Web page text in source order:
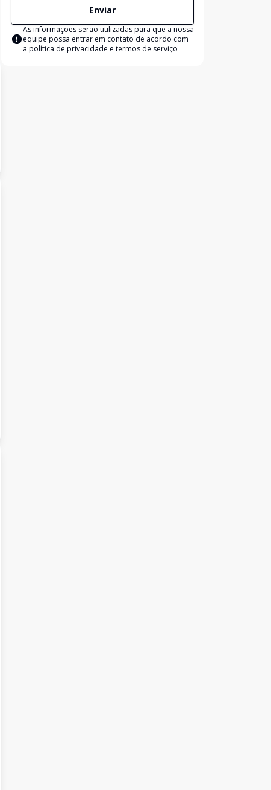
Enviar
As informações serão utilizadas para que a nossa
equipe possa entrar em contato de acordo com
a política de privacidade e termos de serviço